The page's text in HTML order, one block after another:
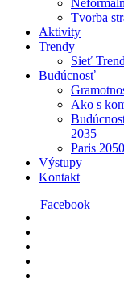
Tvorba
Aktivity
Trendy
Sieť
Budúcnosť
Ako s
2035
Paris 2050
Výstupy
Kontakt
Facebook